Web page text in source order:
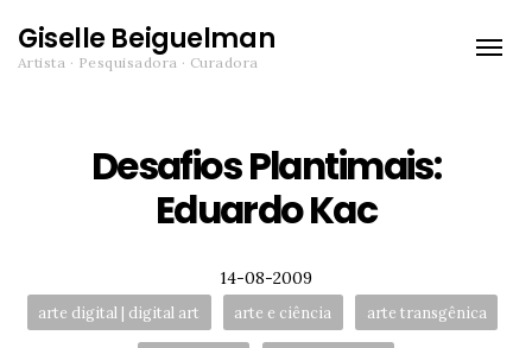
Giselle Beiguelman
Artista · Pesquisadora · Curadora
Toggle
Desafios Plantimais:
Eduardo Kac
Posted
14-08-2009
Tags:
arte digital | digital art arte e ciência arte transgênica